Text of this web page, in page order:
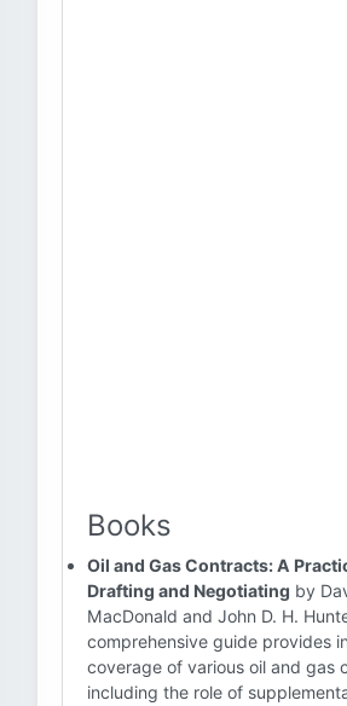
Books
Oil and Gas Contracts: A
Drafting and Negotiating by
MacDonald and John D. H.
comprehensive guide provides
coverage of various oil and gas
including the role of